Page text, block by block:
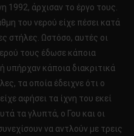
1992, άρχισαν το έργο τους.
του νερού είχε πέσει κατά
στήλες. Ωστόσο, αυτές οι
τους έδωσε κάποια
υπήρχαν κάποια διακριτικά
τα οποία έδειχνε ότι ο
αφήσει τα ίχνη του εκεί
τα γλυπτά, ο Γου και οι
να αντλούν με τρεις